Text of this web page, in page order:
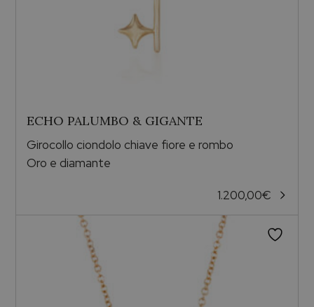
ECHO PALUMBO & GIGANTE
Girocollo ciondolo chiave fiore e rombo
Oro e diamante
1.200,00€